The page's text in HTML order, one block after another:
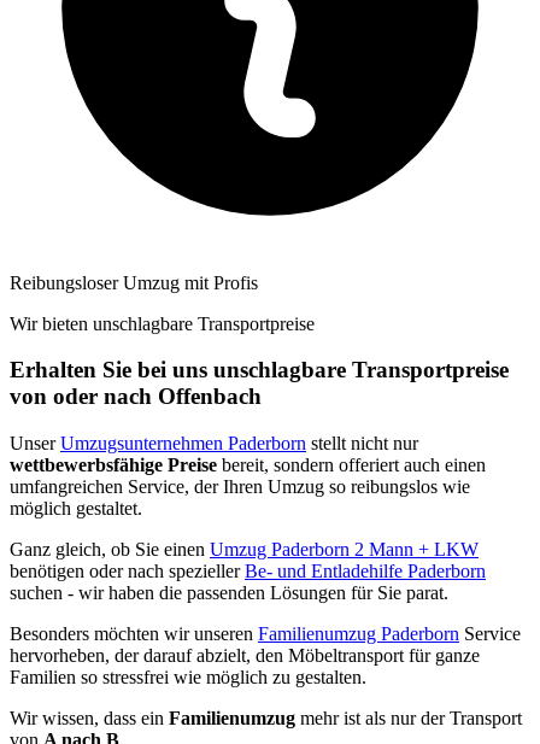
Reibungsloser Umzug mit Profis
Wir bieten unschlagbare Transportpreise
Erhalten Sie bei uns unschlagbare Transportpreise
von oder nach Offenbach
UnserUmzugsunternehmen Paderborn stellt nicht nur
wettbewerbsfähige Preise bereit, sondern offeriert auch einen
umfangreichen Service, der Ihren Umzug so reibungslos wie
möglich gestaltet.
Ganz gleich, ob Sie einen Umzug Paderborn 2 Mann + LKW
benötigen oder nach speziellerBe- und Entladehilfe Paderborn
suchen - wir haben die passenden Lösungen für Sie parat.
Besonders möchten wir unseren Familienumzug Paderborn Service
hervorheben, der darauf abzielt, den Möbeltransport für ganze
Familien so stressfrei wie möglich zu gestalten.
Wir wissen, dass ein Familienumzug mehr ist als nur der Transport